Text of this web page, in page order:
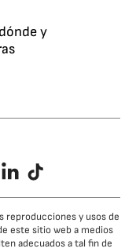
y
LinkedIn
TikTok
reproducciones y usos de
este sitio web a medios
adecuados a tal fin de